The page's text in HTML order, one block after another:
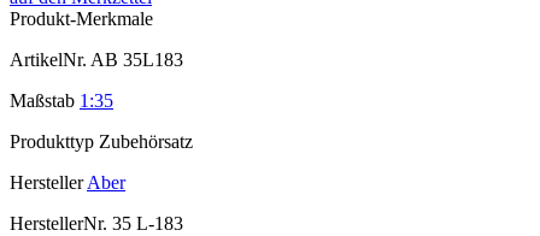
Produkt-Merkmale
ArtikelNr. AB 35L183
Maßstab 1:35
Produkttyp Zubehörsatz
Hersteller Aber
HerstellerNr. 35 L-183